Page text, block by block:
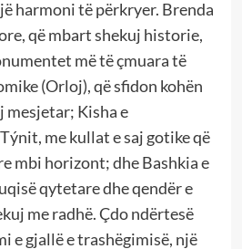
harmoni të përkryer. Brenda
që mbart shekuj historie,
më të çmuara të
(Orloj), që sfidon kohën
mesjetar; Kisha e
me kullat e saj gotike që
mbi horizont; dhe Bashkia e
qytetare dhe qendër e
me radhë. Çdo ndërtesë
e gjallë e trashëgimisë, një